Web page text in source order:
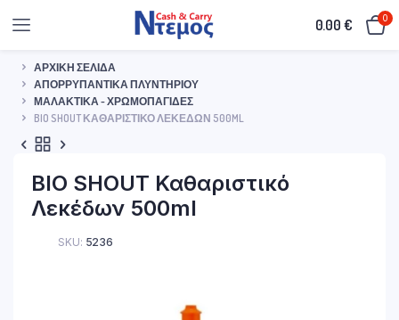
0.00€ 0
ΑΡΧΙΚΉ ΣΕΛΊΔΑ
ΑΠΟΡΡΥΠΑΝΤΙΚΆ ΠΛΥΝΤΗΡΊΟΥ
ΜΑΛΑΚΤΙΚΆ - ΧΡΩΜΟΠΑΓΊΔΕΣ
BIO SHOUT ΚΑΘΑΡΙΣΤΙΚΌ ΛΕΚΈΔΩΝ 500ML
BIO SHOUT Καθαριστικό
Λεκέδων 500ml
SKU: 5236